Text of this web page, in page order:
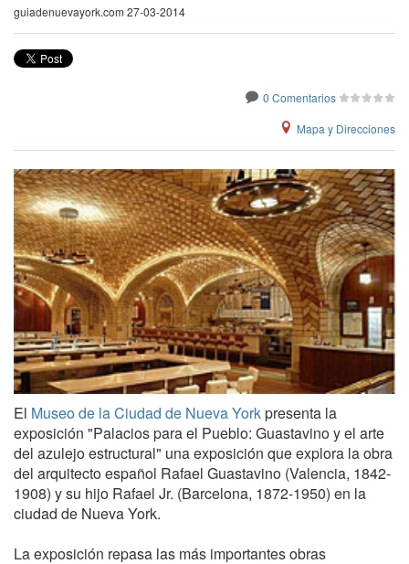
guiadenuevayork.com 27-03-2014
0 Comentarios
Mapa y Direcciones
El Museo de la Ciudad de Nueva Yorkpresenta la
exposición "Palacios para el Pueblo: Guastavino y el arte
del azulejo estructural" una exposición que explora la obra
del arquitecto español Rafael Guastavino (Valencia, 1842-
1908) y su hijo Rafael Jr. (Barcelona, 1872-1950) en la
ciudad de Nueva York.
La exposición repasa las más importantes obras